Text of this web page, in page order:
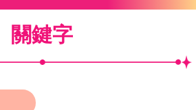
關鍵字